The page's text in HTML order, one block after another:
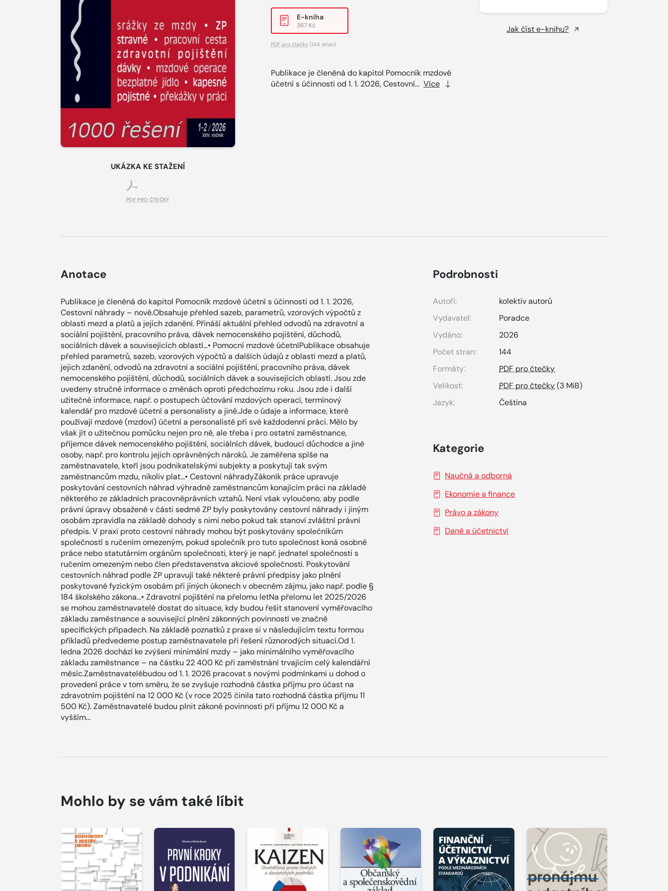
UKÁZKA KE STAŽENÍ
PDF PRO ČTEČKY
E-kniha
367 Kč
PDF pro čtečky(144 stran)
Publikace je členěná do kapitol Pomocník mzdové
účetní s účinnosti od 1. 1. 2026, Cestovní... Více
Jak číst e-knihu?
Anotace
Publikace je členěná do kapitol Pomocník mzdové účetní s účinnosti od 1. 1. 2026,
Cestovní náhrady – nově.Obsahuje přehled sazeb, parametrů, vzorových výpočtů z
oblasti mezd a platů a jejich zdanění. Přináší aktuální přehled odvodů na zdravotní a
sociální pojištění, pracovního práva, dávek nemocenského pojištění, důchodů,
sociálních dávek a souvisejících oblastí…• Pomocní mzdové účetníPublikace obsahuje
přehled parametrů, sazeb, vzorových výpočtů a dalších údajů z oblasti mezd a platů,
jejich zdanění, odvodů na zdravotní a sociální pojištění, pracovního práva, dávek
nemocenského pojištění, důchodů, sociálních dávek a souvisejících oblastí. Jsou zde
uvedeny stručné informace o změnách oproti předchozímu roku. Jsou zde i další
užitečné informace, např. o postupech účtování mzdových operací, termínový
kalendář pro mzdové účetní a personalisty a jiné.Jde o údaje a informace, které
používají mzdové (mzdoví) účetní a personalisté při své každodenní práci. Mělo by
však jít o užitečnou pomůcku nejen pro ně, ale třeba i pro ostatní zaměstnance,
příjemce dávek nemocenského pojištění, sociálních dávek, budoucí důchodce a jiné
osoby, např. pro kontrolu jejich oprávněných nároků. Je zaměřena spíše na
zaměstnavatele, kteří jsou podnikatelskými subjekty a poskytují tak svým
zaměstnancům mzdu, nikoliv plat…• Cestovní náhradyZákoník práce upravuje
poskytování cestovních náhrad výhradně zaměstnancům konajícím práci na základě
některého ze základních pracovněprávních vztahů. Není však vyloučeno, aby podle
právní úpravy obsažené v části sedmé ZP byly poskytovány cestovní náhrady i jiným
osobám zpravidla na základě dohody s nimi nebo pokud tak stanoví zvláštní právní
předpis. V praxi proto cestovní náhrady mohou být poskytovány společníkům
společností s ručením omezeným, pokud společník pro tuto společnost koná osobně
práce nebo statutárním orgánům společnosti, který je např. jednatel společnosti s
ručením omezeným nebo člen představenstva akciové společnosti. Poskytování
cestovních náhrad podle ZP upravují také některé právní předpisy jako plnění
poskytované fyzickým osobám při jiných úkonech v obecném zájmu, jako např. podle §
184 školského zákona...• Zdravotní pojištění na přelomu letNa přelomu let 2025/2026
se mohou zaměstnavatelé dostat do situace, kdy budou řešit stanovení vyměřovacího
základu zaměstnance a související plnění zákonných povinností ve značně
specifických případech. Na základě poznatků z praxe si v následujícím textu formou
příkladů předvedeme postup zaměstnavatele při řešení různorodých situací.Od 1.
ledna 2026 dochází ke zvýšení minimální mzdy – jako minimálního vyměřovacího
základu zaměstnance – na částku 22 400 Kč při zaměstnání trvajícím celý kalendářní
měsíc.Zaměstnavatelébudou od 1. 1. 2026 pracovat s novými podmínkami u dohod o
provedení práce v tom směru, že se zvyšuje rozhodná částka příjmu pro účast na
zdravotním pojištění na 12 000 Kč (v roce 2025 činila tato rozhodná částka příjmu 11
500 Kč). Zaměstnavatelé budou plnit zákoné povinnosti při příjmu 12 000 Kč a
vyšším...
Podrobnosti
Autoři:
kolektiv autorů
Vydavatel:
Poradce
Vydáno:
2026
Počet stran:
144
Formáty:
PDF pro čtečky
Velikost:
PDF pro čtečky(3 MiB)
Jazyk:
Čeština
Kategorie
Naučná a odborná
Ekonomie a finance
Právo a zákony
Daně a účetnictví
Mohlo by se vám také líbit